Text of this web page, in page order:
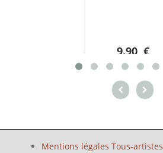
9.90 €
Mentions légales Tous-artistes